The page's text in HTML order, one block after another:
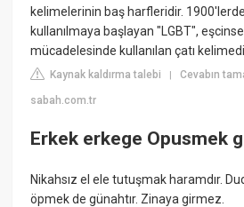
kelimelerinin baş harfleridir.
kullanılmaya başlayan "LGBT",
mücadelesinde kullanılan çatı
Kaynak kaldırma talebi |Cevabın
sabah.com.tr
Erkek erkege Opusmek
Nikahsız el ele tutuşmak haramdır.
öpmek de günahtır. Zinaya girmez.